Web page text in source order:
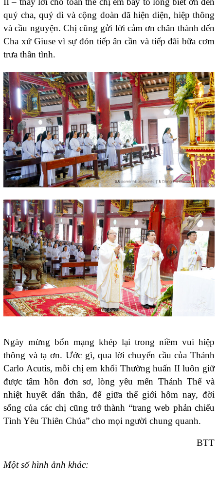
quý cha, quý dì và cộng đoàn đã hiện diện, hiệp thông
và cầu nguyện. Chị cũng gửi lời cảm ơn chân thành đến
Cha xứ Giuse vì sự đón tiếp ân cần và tiếp đãi bữa cơm
trưa thân tình.
Ngày mừng bổn mạng khép lại trong niềm vui hiệp
thông và tạ ơn. Ước gì, qua lời chuyển cầu của Thánh
Carlo Acutis, mỗi chị em khối Thường huấn II luôn giữ
được tâm hồn đơn sơ, lòng yêu mến Thánh Thể và
nhiệt huyết dấn thân, để giữa thế giới hôm nay, đời
sống của các chị cũng trở thành “trang web phản chiếu
Tình Yêu Thiên Chúa” cho mọi người chung quanh.
BTT
Một số hình ảnh khác: